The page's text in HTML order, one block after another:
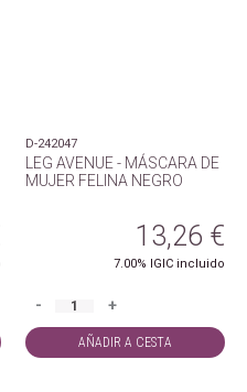
D-242047
LEG AVENUE - MÁSCARA DE
MUJER FELINA NEGRO
13,26 €
7.00% IGIC incluido
- +
AÑADIR A CESTA